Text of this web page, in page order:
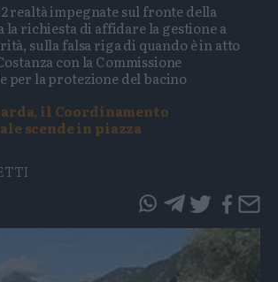
realtà impegnate sul fronte della
richiesta di affidare la gestione a
sulla falsa riga di quando è in atto
con la Commissione
per la protezione del bacino
il Coordinamento
scende in piazza
questo
articolo
su
questo
articolo
su